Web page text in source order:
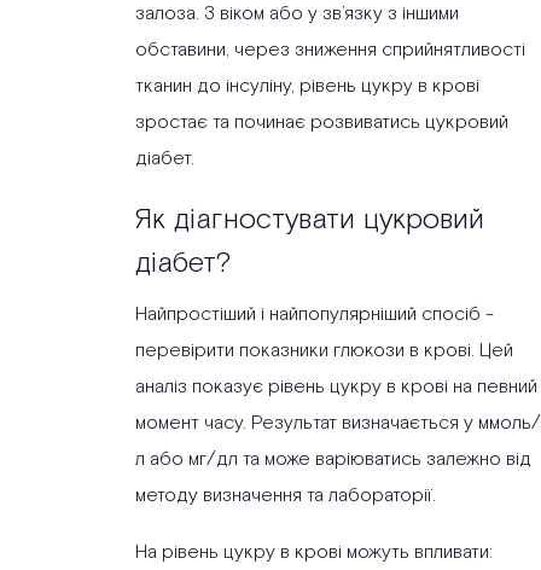
залоза. З віком або у зв’язку з іншими
обставини, через зниження сприйнятливості
тканин до інсуліну, рівень цукру в крові
зростає та починає розвиватись цукровий
діабет.
Як діагностувати цукровий
діабет?
Найпростіший і найпопулярніший спосіб -
перевірити показники глюкози в крові. Цей
аналіз показує рівень цукру в крові на певний
момент часу. Результат визначається у ммоль/
л або мг/дл та може варіюватись залежно від
методу визначення та лабораторії.
На рівень цукру в крові можуть впливати: